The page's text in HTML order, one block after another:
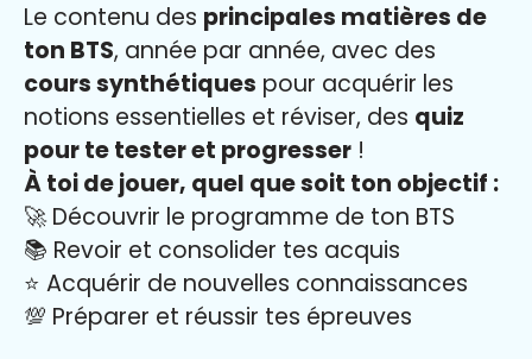
Le contenu des principales matières de
ton BTS, année par année, avec des
cours synthétiques pour acquérir les
notions essentielles et réviser, des quiz
pour te tester et progresser !
À toi de jouer, quel que soit ton objectif :
🚀 Découvrir le programme de ton BTS
📚 Revoir et consolider tes acquis
⭐️ Acquérir de nouvelles connaissances
💯 Préparer et réussir tes épreuves